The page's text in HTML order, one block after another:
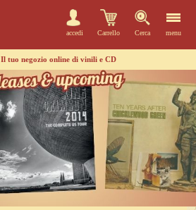
accedi Carrello Cerca menu
Il tuo negozio online di vinili e CD